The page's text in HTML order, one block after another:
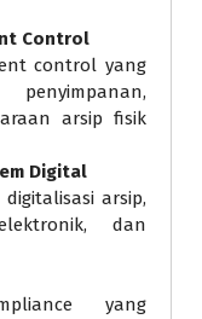
Control
control yang
arsip fisik
Digital
arsip,
dan
yang